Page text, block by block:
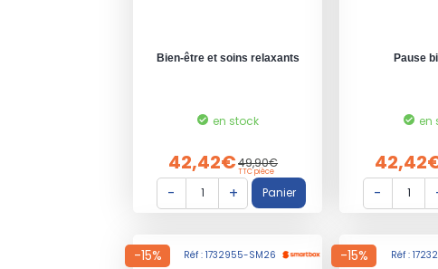
Bien-être et soins relaxants
en stock
42,42€49,90€
TTC pièce
Pause
en
-15% Réf : 1732955-SM26 -15% Réf :